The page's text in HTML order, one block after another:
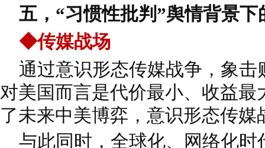
五，“习惯性批判”舆情背景下
◆传媒战场
通过意识形态传媒战争，象击
对美国而言是代价最小、收益最
了未来中美博弈，意识形态传
与此同时，全球化、网络化时